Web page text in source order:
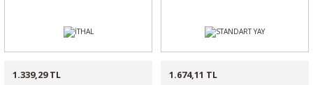
1.339,29 TL 1.674,11 TL